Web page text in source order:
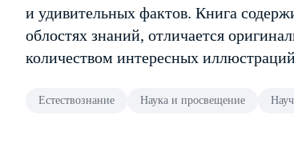
и удивительных фактов. Книга
облостях знаний, отличается
количеством интересных
Естествознание Наука и просвещение